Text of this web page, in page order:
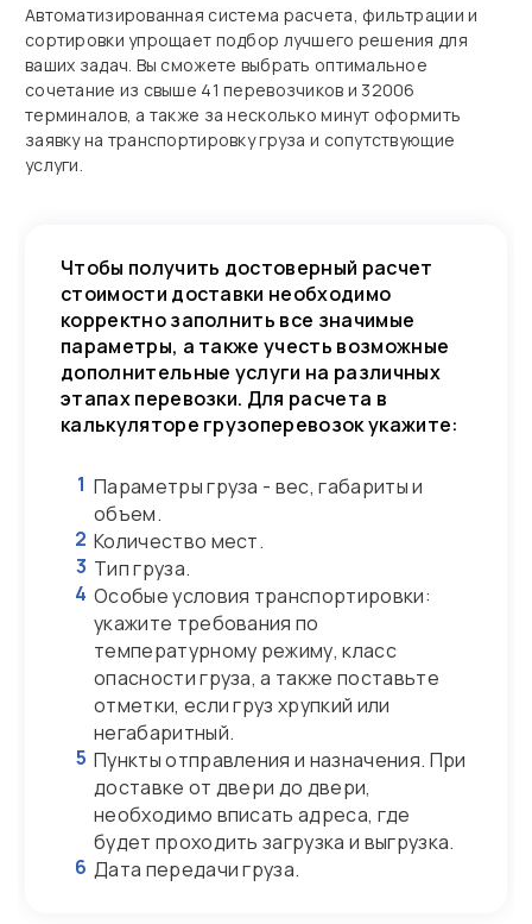
Автоматизированная система расчета, фильтрации и
сортировки упрощает подбор лучшего решения для
ваших задач. Вы сможете выбрать оптимальное
сочетание из свыше 41 перевозчиков и 32006
терминалов, а также за несколько минут оформить
заявку на транспортировку груза и сопутствующие
услуги.
Чтобы получить достоверный расчет
стоимости доставки необходимо
корректно заполнить все значимые
параметры, а также учесть возможные
дополнительные услуги на различных
этапах перевозки. Для расчета в
калькуляторе грузоперевозок укажите:
1 Параметры груза - вес, габариты и
объем.
2 Количество мест.
3 Тип груза.
4 Особые условия транспортировки:
укажите требования по
температурному режиму, класс
опасности груза, а также поставьте
отметки, если груз хрупкий или
негабаритный.
5 Пункты отправления и назначения. При
доставке от двери до двери,
необходимо вписать адреса, где
будет проходить загрузка и выгрузка.
6 Дата передачи груза.